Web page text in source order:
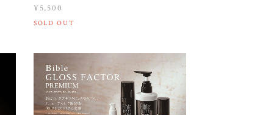
¥5,500
SOLD OUT